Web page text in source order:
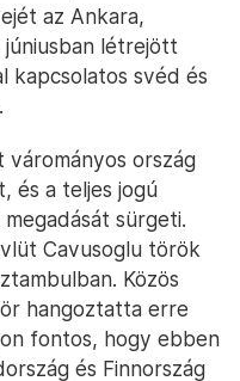
az Ankara,
létrejött
kapcsolatos svéd és
ország
és a teljes jogú
sürgeti.
Cavusoglu török
Közös
hangoztatta erre
fontos, hogy ebben
és Finnország